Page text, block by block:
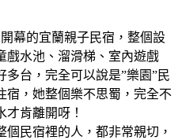
幕的宜蘭親子民宿，整個設
戲水池、溜滑梯、室內遊戲
台，完全可以說是”樂園”民
宿，她整個樂不思蜀，完全不
肯離開呀！
民宿裡的人，都非常親切，